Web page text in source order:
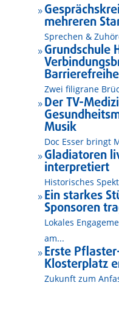
9
mehreren
Sprechen &
9 Grundschule
Zwei filigrane
9 Der TV-
Musik
Doc Esser bringt
9 Gladiatoren
interpretiert
Historisches
9 Ein starkes
Sponsoren
Lokales
am...
9 Erste
Klosterplatz
Zukunft zum